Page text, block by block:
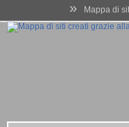
» Mappa di